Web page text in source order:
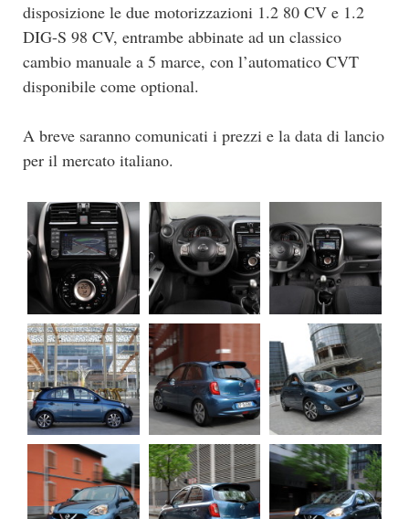
disposizione le due motorizzazioni 1.2 80 CV e 1.2
DIG-S 98 CV, entrambe abbinate ad un classico
cambio manuale a 5 marce, con l’automatico CVT
disponibile come optional.
A breve saranno comunicati i prezzi e la data di lancio
per il mercato italiano.